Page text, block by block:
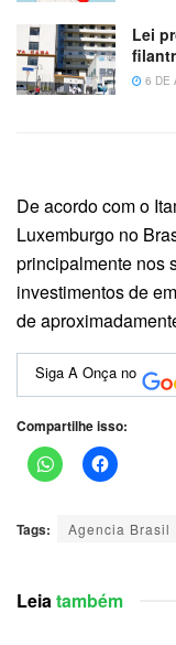
Lei
6 DE
De acordo com o
Luxemburgo no
principalmente nos
investimentos de
de
Siga A Onça no
Compartilhe isso:
Tags: Agencia Brasil
Leia também